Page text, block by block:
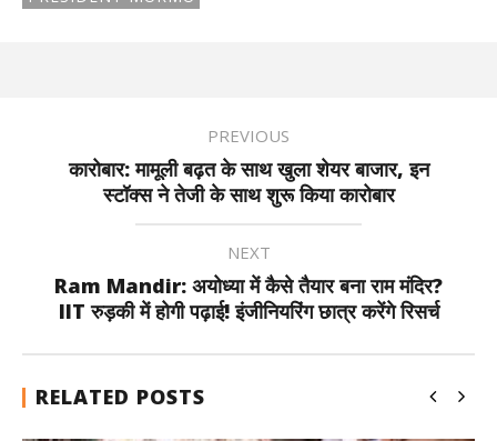
PREVIOUS
कारोबार: मामूली बढ़त के साथ खुला शेयर बाजार, इन
स्टॉक्स ने तेजी के साथ शुरू किया कारोबार
NEXT
Ram Mandir: अयोध्या में कैसे तैयार बना राम मंदिर?
IIT रुड़की में होगी पढ़ाई! इंजीनियरिंग छात्र करेंगे रिसर्च
RELATED POSTS